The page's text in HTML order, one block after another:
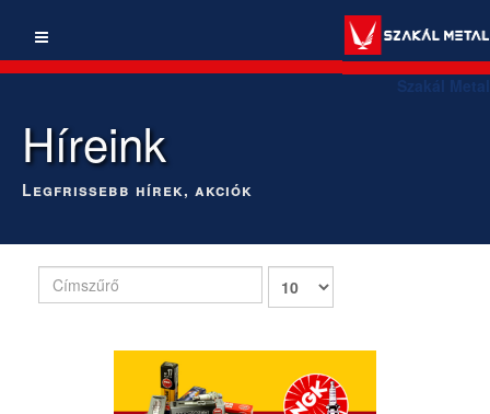
Szakál Metal
Híreink
Legfrissebb hírek, akciók
Címszűrő
Tételek